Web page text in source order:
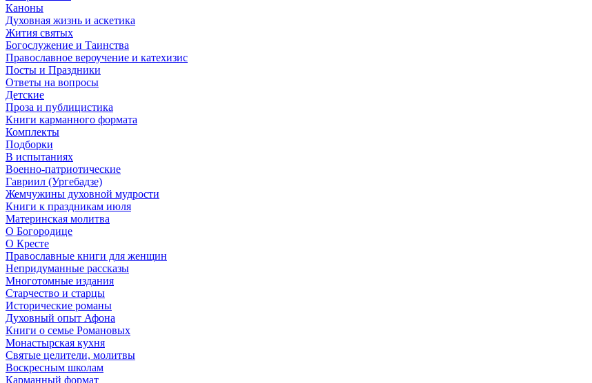
Каноны
Духовная жизнь и аскетика
Жития святых
Богослужение и Таинства
Православное вероучение и катехизис
Посты и Праздники
Ответы на вопросы
Детские
Проза и публицистика
Книги карманного формата
Комплекты
Подборки
В испытаниях
Военно-патриотические
Гавриил (Ургебадзе)
Жемчужины духовной мудрости
Книги к праздникам июля
Материнская молитва
О Богородице
О Кресте
Православные книги для женщин
Непридуманные рассказы
Многотомные издания
Старчество и старцы
Исторические романы
Духовный опыт Афона
Книги о семье Романовых
Монастырская кухня
Святые целители, молитвы
Воскресным школам
Карманный формат